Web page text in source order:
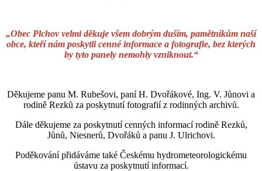
„Obec Plchov velmi děkuje všem dobrým duším, pamětníkům naší
obce, kteří nám poskytli cenné informace a fotografie, bez kterých
by tyto panely nemohly vzniknout.“
Děkujeme panu M. Rubešovi, paní H. Dvořákové, Ing. V. Jůnovi a
rodině Rezků za poskytnutí fotografií z rodinných archivů.
Dále děkujeme za poskytnutí cenných informací rodině Rezků,
Jůnů, Niesnerů, Dvořáků a panu J. Ulrichovi.
Poděkování přidáváme také Českému hydrometeorologickému
ústavu za poskytnutí informací.